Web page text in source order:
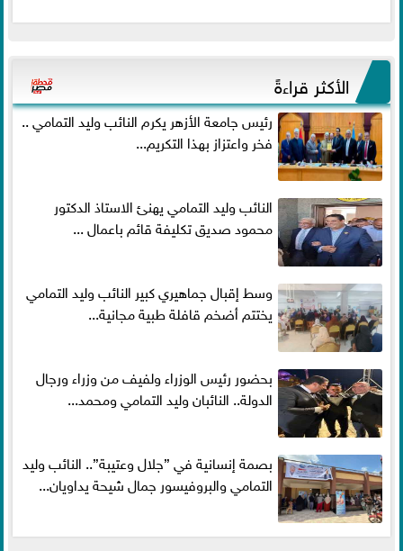
الأكثر قراءةً
رئيس جامعة الأزهر يكرم النائب وليد التمامي ..
فخر واعتزاز بهذا التكريم...
النائب وليد التمامي يهنئ الاستاذ الدكتور
محمود صديق تكليفة قائم باعمال ...
وسط إقبال جماهيري كبير النائب وليد التمامي
يختتم أضخم قافلة طبية مجانية...
بحضور رئيس الوزراء ولفيف من وزراء ورجال
الدولة.. النائبان وليد التمامي ومحمد...
بصمة إنسانية في ”جلال وعتيبة”.. النائب وليد
التمامي والبروفيسور جمال شيحة يداويان...